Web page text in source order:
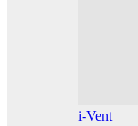
i-Vent